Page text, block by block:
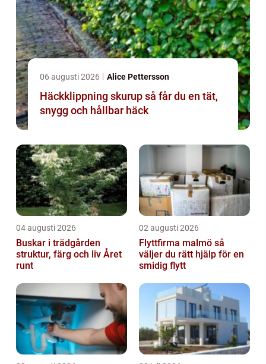
06 augusti 2026 Alice Pettersson
Häckklippning skurup så får du en tät,
snygg och hållbar häck
04 augusti 2026
Buskar i trädgården
struktur, färg och liv Året
runt
02 augusti 2026
Flyttfirma malmö så
väljer du rätt hjälp för en
smidig flytt